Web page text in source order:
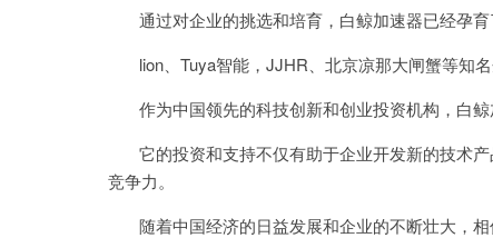
通过对企业的挑选和培育，白鲸加速器已经孕育
lion、Tuya智能，JJHR、北京凉那大闸蟹等知名
作为中国领先的科技创新和创业投资机构，白鲸
它的投资和支持不仅有助于企业开发新的技术产
竞争力。
随着中国经济的日益发展和企业的不断壮大，相